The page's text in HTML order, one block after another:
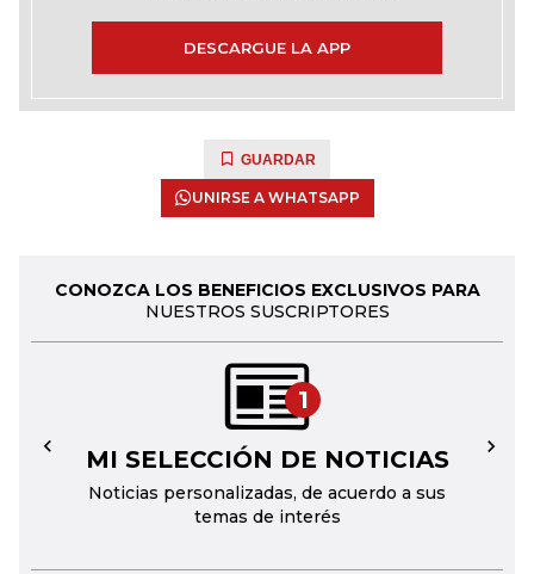
DESCARGUE LA APP
GUARDAR
UNIRSE A WHATSAPP
CONOZCA LOS BENEFICIOS EXCLUSIVOS PARA
NUESTROS SUSCRIPTORES
1
MI SELECCIÓN DE NOTICIAS
Noticias personalizadas, de acuerdo a sus
temas de interés
← →